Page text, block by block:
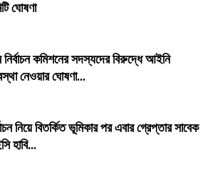
ঘোষণা
নির্বাচন কমিশনের সদস্যদের বিরুদ্ধে আইনি
নেওয়ার ঘোষণা...
নিয়ে বিতর্কিত ভূমিকার পর এবার গ্রেপ্তার সাবেক
হাবি...